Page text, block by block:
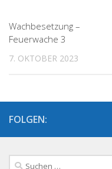
Wachbesetzung –
Feuerwache 3
7. OKTOBER 2023
FOLGEN:
Suchen